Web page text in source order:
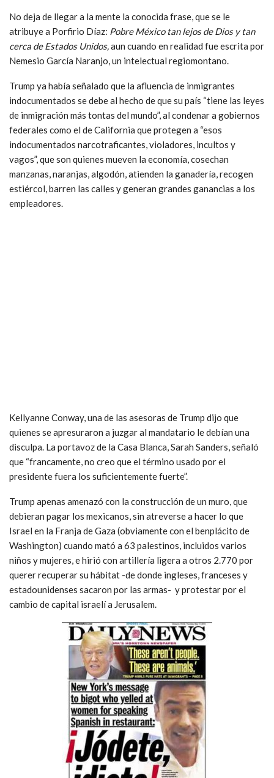
No deja de llegar a la mente la conocida frase, que se le
atribuye a Porfirio Díaz: Pobre México tan lejos de Dios y tan
cerca de Estados Unidos, aun cuando en realidad fue escrita por
Nemesio García Naranjo, un intelectual regiomontano.
Trump ya había señalado que la afluencia de inmigrantes
indocumentados se debe al hecho de que su país “tiene las leyes
de inmigración más tontas del mundo”, al condenar a gobiernos
federales como el de California que protegen a “esos
indocumentados narcotraficantes, violadores, incultos y
vagos”, que son quienes mueven la economía, cosechan
manzanas, naranjas, algodón, atienden la ganadería, recogen
estiércol, barren las calles y generan grandes ganancias a los
empleadores.
Kellyanne Conway, una de las asesoras de Trump dijo que
quienes se apresuraron a juzgar al mandatario le debían una
disculpa. La portavoz de la Casa Blanca, Sarah Sanders, señaló
que “francamente, no creo que el término usado por el
presidente fuera los suficientemente fuerte”.
Trump apenas amenazó con la construcción de un muro, que
debieran pagar los mexicanos, sin atreverse a hacer lo que
Israel en la Franja de Gaza (obviamente con el benplácito de
Washington) cuando mató a 63 palestinos, incluidos varios
niños y mujeres, e hirió con artillería ligera a otros 2.770 por
querer recuperar su hábitat -de donde ingleses, franceses y
estadounidenses sacaron por las armas- y protestar por el
cambio de capital israelí a Jerusalem.